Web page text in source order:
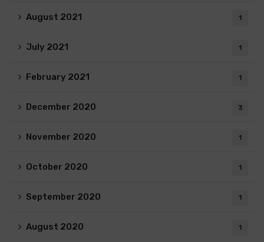
August 2021 1
July 2021 1
February 2021 1
December 2020 3
November 2020 1
October 2020 1
September 2020 1
August 2020 1